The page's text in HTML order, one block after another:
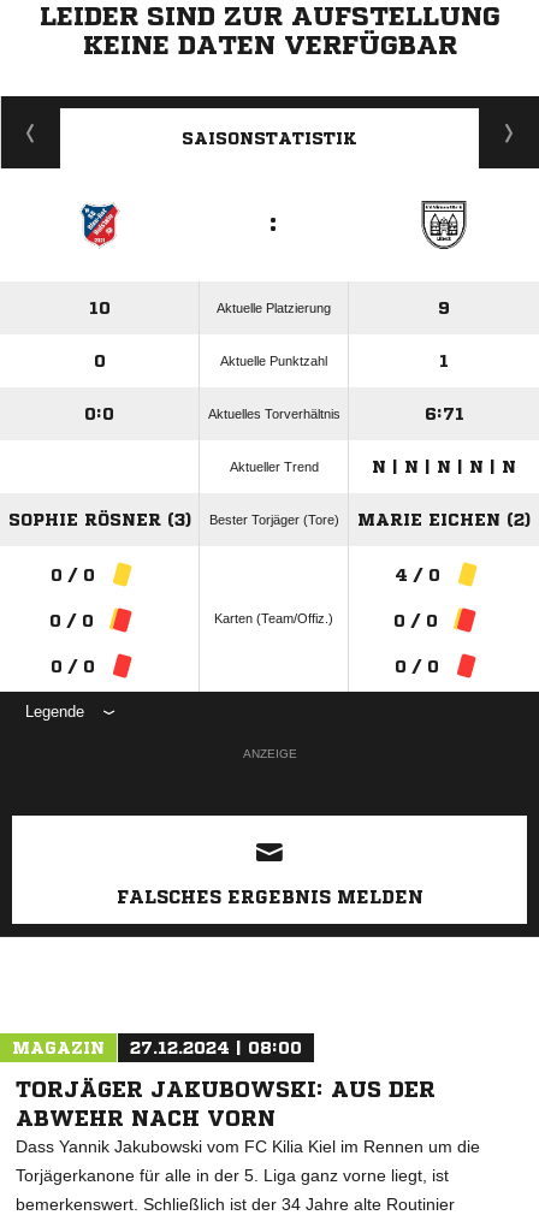
LEIDER SIND ZUR AUFSTELLUNG
KEINE DATEN VERFÜGBAR
ANZEIGE
SAISONSTATISTIK
:
10 Aktuelle Platzierung 9
0 Aktuelle Punktzahl 1
0:0 Aktuelles Torverhältnis 6:71
Aktueller Trend N | N | N | N | N
SOPHIE RÖSNER (3) Bester Torjäger (Tore) MARIE EICHEN (2)
0 / 0
0 / 0
0 / 0
Karten (Team/Offiz.)
4 / 0
0 / 0
0 / 0
Legende
ANZEIGE
FALSCHES ERGEBNIS MELDEN
MAGAZIN 27.12.2024 | 08:00
TORJÄGER JAKUBOWSKI: AUS DER
ABWEHR NACH VORN
Dass Yannik Jakubowski vom FC Kilia Kiel im Rennen um die
Torjägerkanone für alle in der 5. Liga ganz vorne liegt, ist
bemerkenswert. Schließlich ist der 34 Jahre alte Routinier